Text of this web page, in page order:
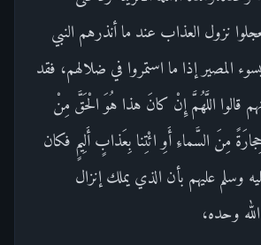
نزول العذاب عند ما أنذرهم النبي
المصير إذا ما استمروا في ضلالهم، فقد
قالوا اللَّهُمَّ إِنْ كانَ هذا هُوَ الْحَقَّ مِنْ
مِنَ السَّماءِ أَوِ ائْتِنا بِعَذابٍ أَلِيمٍ فكان
وسلم عليهم بأن الذي يملك إنزال
وحده،